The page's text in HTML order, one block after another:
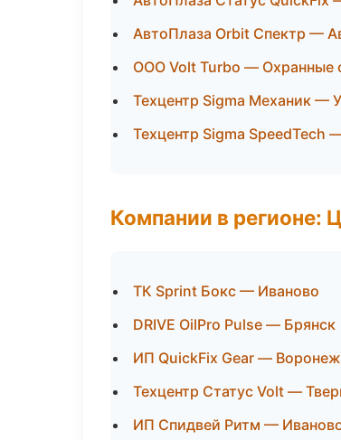
АвтоПлаза Orbit Спектр —
ООО Volt Turbo — Охранные
Техцентр Sigma Механик —
Техцентр Sigma SpeedTech
Компании в регионе:
ТК Sprint Бокс — Иваново
DRIVE OilPro Pulse — Брянск
ИП QuickFix Gear — Воронеж
Техцентр Статус Volt —
ИП Спидвей Ритм —